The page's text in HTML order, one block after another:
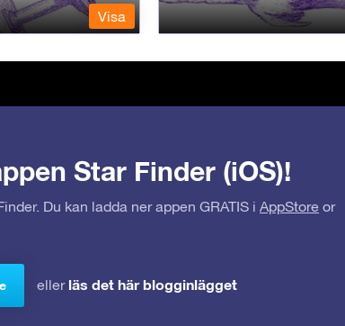
Visa
Star Finder (iOS)!
Du kan ladda ner appen GRATIS i AppStore or
eller läs det här blogginlägget